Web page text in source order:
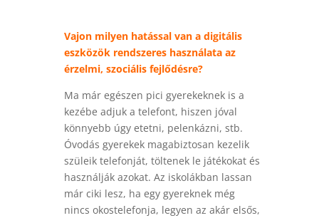
Vajon milyen hatással van a digitális
eszközök rendszeres használata az
érzelmi, szociális fejlődésre?
Ma már egészen pici gyerekeknek is a
kezébe adjuk a telefont, hiszen jóval
könnyebb úgy etetni, pelenkázni, stb.
Óvodás gyerekek magabiztosan kezelik
szüleik telefonját, töltenek le játékokat és
használják azokat. Az iskolákban lassan
már ciki lesz, ha egy gyereknek még
nincs okostelefonja, legyen az akár elsős,